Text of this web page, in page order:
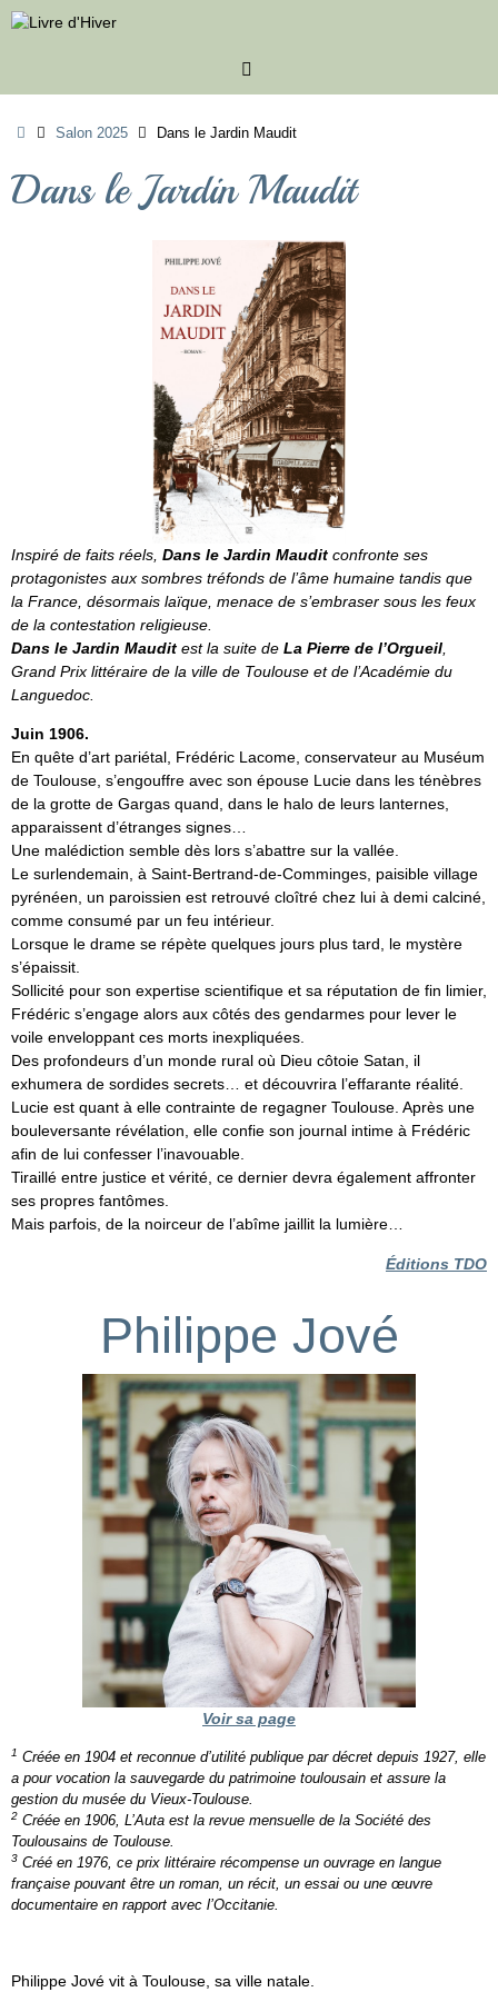
Passer
au
AccueilSalon 2025 Dans le Jardin Maudit
Dans le Jardin Maudit
Inspiré de faits réels, Dans le Jardin Maudit confronte ses
protagonistes aux sombres tréfonds de l’âme humaine tandis que
la France, désormais laïque, menace de s’embraser sous les feux
de la contestation religieuse.
Dans le Jardin Maudit est la suite de La Pierre de l’Orgueil
Grand Prix littéraire de la ville de Toulouse et de l’Académie du
Languedoc.
Juin 1906.
En quête d’art pariétal, Frédéric Lacome, conservateur au Muséum
de Toulouse, s’engouffre avec son épouse Lucie dans les ténèbres
de la grotte de Gargas quand, dans le halo de leurs lanternes,
apparaissent d’étranges signes…
Une malédiction semble dès lors s’abattre sur la vallée.
Le surlendemain, à Saint-Bertrand-de-Comminges, paisible village
pyrénéen, un paroissien est retrouvé cloîtré chez lui à demi calciné,
comme consumé par un feu intérieur.
Lorsque le drame se répète quelques jours plus tard, le mystère
s’épaissit.
Sollicité pour son expertise scientifique et sa réputation de fin limier,
Frédéric s’engage alors aux côtés des gendarmes pour lever le
voile enveloppant ces morts inexpliquées.
Des profondeurs d’un monde rural où Dieu côtoie Satan, il
exhumera de sordides secrets… et découvrira l’effarante réalité.
Lucie est quant à elle contrainte de regagner Toulouse. Après une
bouleversante révélation, elle confie son journal intime à Frédéric
afin de lui confesser l’inavouable.
Tiraillé entre justice et vérité, ce dernier devra également affronter
ses propres fantômes.
Mais parfois, de la noirceur de l’abîme jaillit la lumière…
Éditions TDO
Philippe Jové
Voir sa page
1 Créée en 1904 et reconnue d’utilité publique par décret depuis 1927, elle
a pour vocation la sauvegarde du patrimoine toulousain et assure la
gestion du musée du Vieux-Toulouse.
2 Créée en 1906, L’Auta est la revue mensuelle de la Société des
Toulousains de Toulouse.
3 Créé en 1976, ce prix littéraire récompense un ouvrage en langue
française pouvant être un roman, un récit, un essai ou une œuvre
documentaire en rapport avec l’Occitanie.
Philippe Jové vit à Toulouse, sa ville natale.